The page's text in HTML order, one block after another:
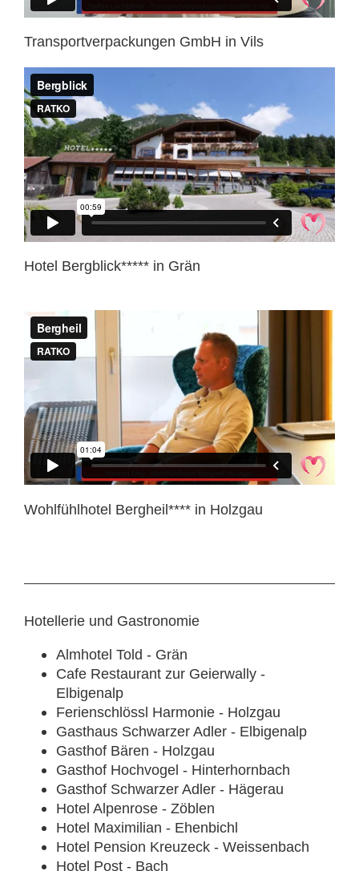
Transportverpackungen GmbH in Vils
Hotel Bergblick***** in Grän
Wohlfühlhotel Bergheil**** in Holzgau
Hotellerie und Gastronomie
Almhotel Told - Grän
Cafe Restaurant zur Geierwally -
Elbigenalp
Ferienschlössl Harmonie - Holzgau
Gasthaus Schwarzer Adler - Elbigenalp
Gasthof Bären - Holzgau
Gasthof Hochvogel - Hinterhornbach
Gasthof Schwarzer Adler - Hägerau
Hotel Alpenrose - Zöblen
Hotel Maximilian - Ehenbichl
Hotel Pension Kreuzeck - Weissenbach
Hotel Post - Bach